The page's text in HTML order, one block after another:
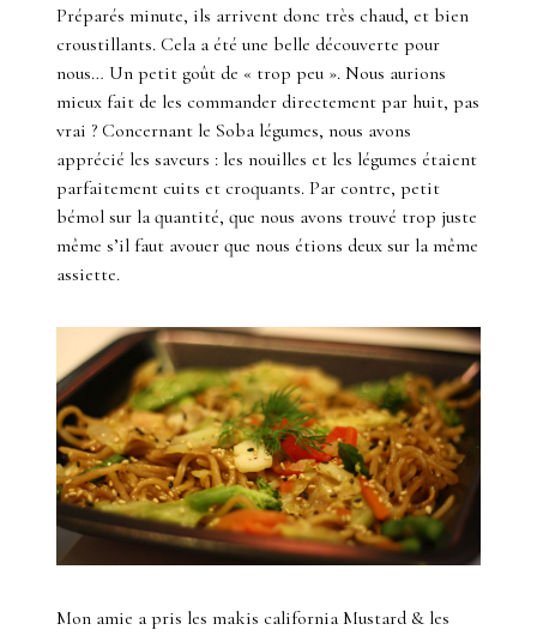
Préparés minute, ils arrivent donc très chaud, et bien
croustillants. Cela a été une belle découverte pour
nous… Un petit goût de « trop peu ». Nous aurions
mieux fait de les commander directement par huit, pas
vrai ? Concernant le Soba légumes, nous avons
apprécié les saveurs : les nouilles et les légumes étaient
parfaitement cuits et croquants. Par contre, petit
bémol sur la quantité, que nous avons trouvé trop juste
même s’il faut avouer que nous étions deux sur la même
assiette.
Mon amie a pris les makis california Mustard & les